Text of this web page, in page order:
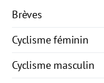
Brèves
Cyclisme féminin
Cyclisme masculin